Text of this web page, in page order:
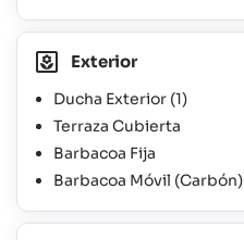
Exterior
Ducha Exterior (1)
Terraza Cubierta
Barbacoa Fija
Barbacoa Móvil (Carbón)